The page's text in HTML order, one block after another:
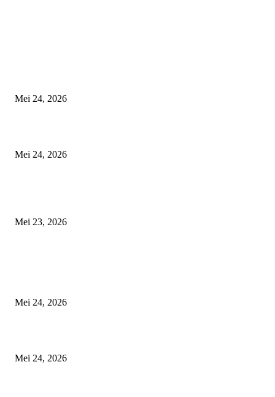
Mei 24, 2026
Mei 24, 2026
Mei 23, 2026
Mei 24, 2026
Mei 24, 2026